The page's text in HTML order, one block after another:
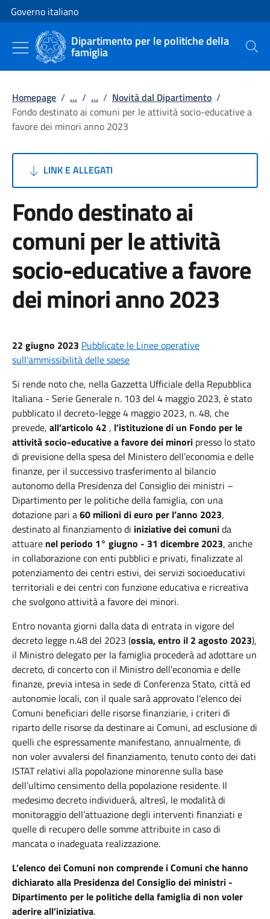
Vai al contenuto
Vai alla navigazione del sito
Governo italiano
Dipartimento per le politiche della
famiglia Cerca
Homepage / ... / ... / Novità dal Dipartimento /
Fondo destinato ai comuni per le attività socio-educative a
favore dei minori anno 2023
LINK E ALLEGATI
Fondo destinato ai
comuni per le attività
socio-educative a favore
dei minori anno 2023
22 giugno 2023 Pubblicate le Linee operative
sull'ammissibilità delle spese
Si rende noto che, nella Gazzetta Ufficiale della Repubblica
Italiana - Serie Generale n. 103 del 4 maggio 2023, è stato
pubblicato il decreto-legge 4 maggio 2023, n. 48, che
prevede, all’articolo 42 , l’istituzione di un Fondo per le
attività socio-educative a favore dei minori presso lo stato
di previsione della spesa del Ministero dell’economia e delle
finanze, per il successivo trasferimento al bilancio
autonomo della Presidenza del Consiglio dei ministri –
Dipartimento per le politiche della famiglia, con una
dotazione pari a60 milioni di euro per l’anno 2023,
destinato al finanziamento di iniziative dei comunida
attuare nel periodo 1° giugno - 31 dicembre 2023, anche
in collaborazione con enti pubblici e privati, finalizzate al
potenziamento dei centri estivi, dei servizi socioeducativi
territoriali e dei centri con funzione educativa e ricreativa
che svolgono attività a favore dei minori.
Entro novanta giorni dalla data di entrata in vigore del
decreto legge n.48 del 2023 (ossia, entro il 2 agosto 2023),
il Ministro delegato per la famiglia procederà ad adottare un
decreto, di concerto con il Ministro dell’economia e delle
finanze, previa intesa in sede di Conferenza Stato, città ed
autonomie locali, con il quale sarà approvato l’elenco dei
Comuni beneficiari delle risorse finanziarie, i criteri di
riparto delle risorse da destinare ai Comuni, ad esclusione di
quelli che espressamente manifestano, annualmente, di
non voler avvalersi del finanziamento, tenuto conto dei dati
ISTAT relativi alla popolazione minorenne sulla base
dell’ultimo censimento della popolazione residente. Il
medesimo decreto individuerà, altresì, le modalità di
monitoraggio dell’attuazione degli interventi finanziati e
quelle di recupero delle somme attribuite in caso di
mancata o inadeguata realizzazione.
L’elenco dei Comuni non comprende i Comuni che hanno
dichiarato alla Presidenza del Consiglio dei ministri -
Dipartimento per le politiche della famigliadi non voler
aderire all’iniziativa.